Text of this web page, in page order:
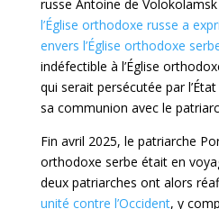
russe Antoine de
l’Église orthodoxe russe a
envers l’Église orthodoxe
indéfectible à l’Église
qui serait persécutée par
sa communion avec le
Fin avril 2025, le patriarche
orthodoxe serbe était en
deux patriarches ont alors
unité contre l’Occident, y